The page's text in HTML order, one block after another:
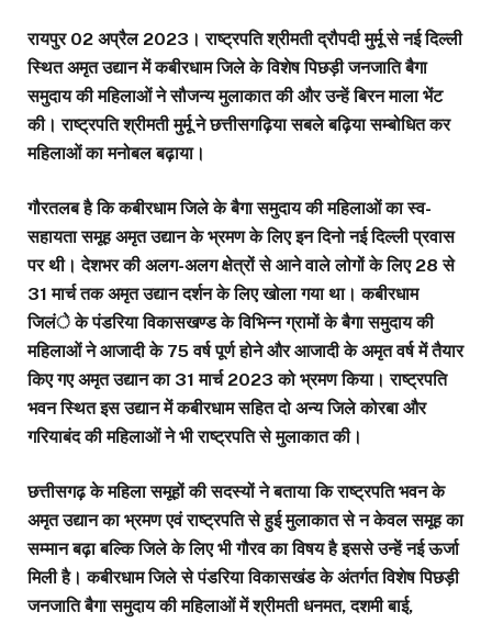
रायपुर 02 अप्रैल 2023। राष्ट्रपति श्रीमती द्रौपदी मुर्मू से नई दिल्ली
स्थित अमृत उद्यान में कबीरधाम जिले के विशेष पिछड़ी जनजाति बैगा
समुदाय की महिलाओं ने सौजन्य मुलाकात की और उन्हें बिरन माला भेंट
की। राष्ट्रपति श्रीमती मुर्मू ने छत्तीसगढ़िया सबले बढ़िया सम्बोधित कर
महिलाओं का मनोबल बढ़ाया।
गौरतलब है कि कबीरधाम जिले के बैगा समुदाय की महिलाओं का स्व-
सहायता समूह अमृत उद्यान के भ्रमण के लिए इन दिनो नई दिल्ली प्रवास
पर थी। देशभर की अलग-अलग क्षेत्रों से आने वाले लोगों के लिए 28 से
31 मार्च तक अमृत उद्यान दर्शन के लिए खोला गया था। कबीरधाम
जिलंे के पंडरिया विकासखण्ड के विभिन्न ग्रामों के बैगा समुदाय की
महिलाओं ने आजादी के 75 वर्ष पूर्ण होने और आजादी के अमृत वर्ष में तैयार
किए गए अमृत उद्यान का 31 मार्च 2023 को भ्रमण किया। राष्ट्रपति
भवन स्थित इस उद्यान में कबीरधाम सहित दो अन्य जिले कोरबा और
गरियाबंद की महिलाओं ने भी राष्ट्रपति से मुलाकात की।
छत्तीसगढ़ के महिला समूहों की सदस्यों ने बताया कि राष्ट्रपति भवन के
अमृत उद्यान का भ्रमण एवं राष्ट्रपति से हुई मुलाकात से न केवल समूह का
सम्मान बढ़ा बल्कि जिले के लिए भी गौरव का विषय है इससे उन्हें नई ऊर्जा
मिली है। कबीरधाम जिले से पंडरिया विकासखंड के अंतर्गत विशेष पिछड़ी
जनजाति बैगा समुदाय की महिलाओं में श्रीमती धनमत, दशमी बाई,